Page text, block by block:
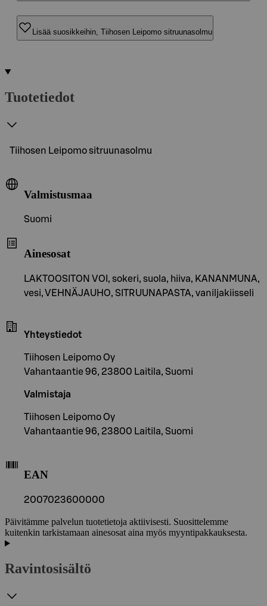
Lisää suosikkeihin, Tiihosen Leipomo sitruunasolmu
Tuotetiedot
Tiihosen Leipomo sitruunasolmu
Valmistusmaa
Suomi
Ainesosat
LAKTOOSITON VOI, sokeri, suola, hiiva, KANANMUNA,
vesi, VEHNÄJAUHO, SITRUUNAPASTA, vaniljakiisseli
Yhteystiedot
Tiihosen Leipomo Oy
Vahantaantie 96, 23800 Laitila, Suomi
Valmistaja
Tiihosen Leipomo Oy
Vahantaantie 96, 23800 Laitila, Suomi
EAN
2007023600000
Päivitämme palvelun tuotetietoja aktiivisesti. Suosittelemme
kuitenkin tarkistamaan ainesosat aina myös myyntipakkauksesta.
Ravintosisältö